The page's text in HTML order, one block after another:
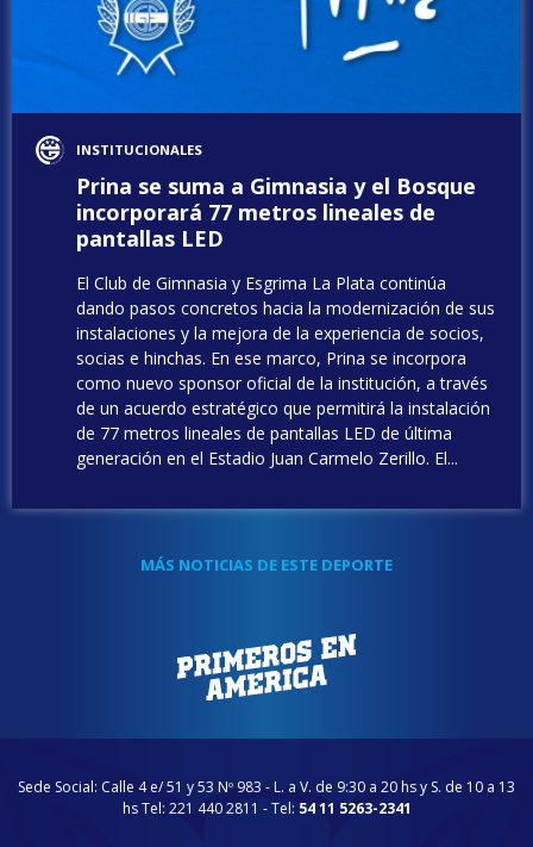
INSTITUCIONALES
Prina se suma a Gimnasia y el Bosque
incorporará 77 metros lineales de
pantallas LED
El Club de Gimnasia y Esgrima La Plata continúa
dando pasos concretos hacia la modernización de sus
instalaciones y la mejora de la experiencia de socios,
socias e hinchas. En ese marco, Prina se incorpora
como nuevo sponsor oficial de la institución, a través
de un acuerdo estratégico que permitirá la instalación
de 77 metros lineales de pantallas LED de última
generación en el Estadio Juan Carmelo Zerillo. El...
MÁS NOTICIAS DE ESTE DEPORTE
Sede Social: Calle 4 e/ 51 y 53 Nº 983 - L. a V. de 9:30 a 20 hs y S. de 10 a 13
hs Tel: 221 440 2811 - Tel: 54 11 5263-2341